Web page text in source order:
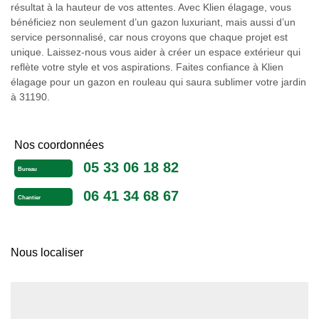
résultat à la hauteur de vos attentes. Avec Klien élagage, vous
bénéficiez non seulement d’un gazon luxuriant, mais aussi d’un
service personnalisé, car nous croyons que chaque projet est
unique. Laissez-nous vous aider à créer un espace extérieur qui
reflète votre style et vos aspirations. Faites confiance à Klien
élagage pour un gazon en rouleau qui saura sublimer votre jardin
à 31190.
Nos coordonnées
Bureau 05 33 06 18 82
Chantier 06 41 34 68 67
Nous localiser